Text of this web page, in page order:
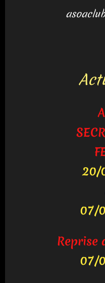
20/
07/
Reprise
07/